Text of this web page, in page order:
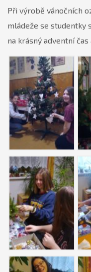
Při výrobě vánočních
mládeže se studentky
na krásný adventní čas